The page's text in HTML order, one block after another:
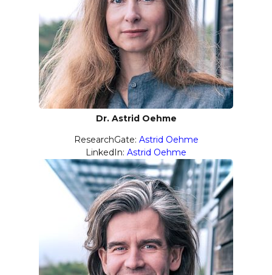
Dr. Astrid Oehme
ResearchGate: Astrid Oehme
LinkedIn: Astrid Oehme